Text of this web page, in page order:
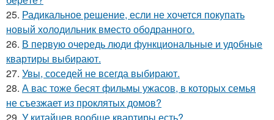
25. Радикальное решение, если не хочется покупать
новый холодильник вместо ободранного.
26. В первую очередь люди функциональные и удобные
квартиры выбирают.
27. Увы, соседей не всегда выбирают.
28. А вас тоже бесят фильмы ужасов, в которых семья
не съезжает из проклятых домов?
29. У китайцев вообще квартиры есть?